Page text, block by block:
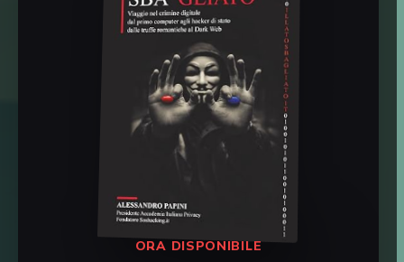
ORA DISPONIBILE